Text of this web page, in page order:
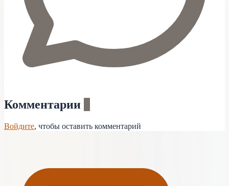
Комментарии
Войдите, чтобы оставить комментарий